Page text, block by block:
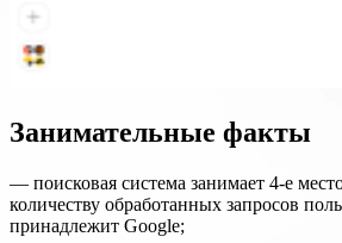
Занимательные факты
— поисковая система занимает 4-е
количеству обработанных запросов
принадлежит Google;